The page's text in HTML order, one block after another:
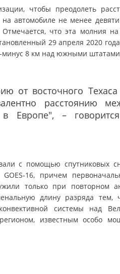
чтобы преодолеть
автомобиле не менее
что эта молния
29 апреля 2020
минус 8 км над южными
от восточного
расстоянию
Европе", –
с помощью спутниковых
16, причем
только при повторном
длину разряда тем,
системы над
известным особо